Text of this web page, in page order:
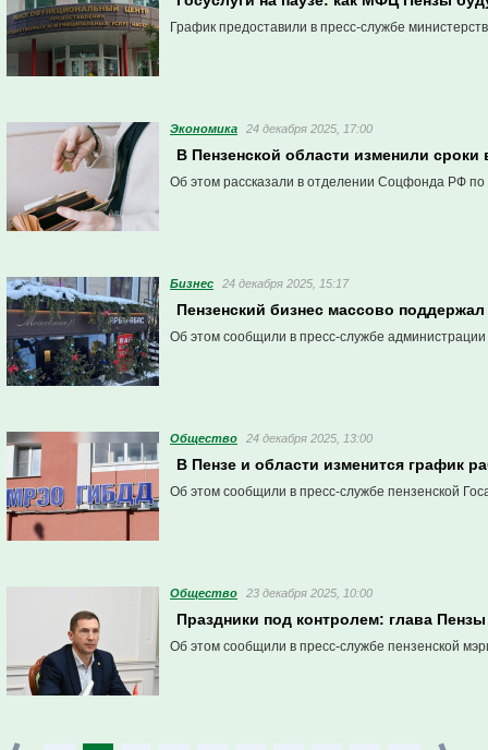
График предоставили в пресс-службе
Экономика 24 декабря 2025, 17:00
В Пензенской области изменили
Об этом рассказали в отделении Соцфонда РФ по
Бизнес 24 декабря 2025, 15:17
Пензенский бизнес массово
Об этом сообщили в пресс-службе
Общество 24 декабря 2025, 13:00
В Пензе и области изменится график
Об этом сообщили в пресс-службе пензенской
Общество 23 декабря 2025, 10:00
Праздники под контролем: глава
Об этом сообщили в пресс-службе пензенской